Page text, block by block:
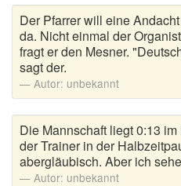
Der Pfarrer will eine
da. Nicht einmal der
fragt er den Mesner.
sagt der.
Autor: unbekannt
Die Mannschaft liegt 0:13
der Trainer in der
abergläubisch. Aber ich
Autor: unbekannt